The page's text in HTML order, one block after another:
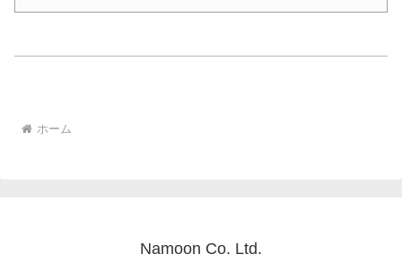
ホーム
Namoon Co. Ltd.